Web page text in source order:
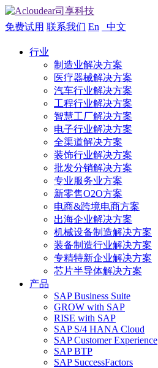
免费试用 联系我们 En 中文
行业
制造业解决方案
医疗器械解决方案
汽车行业解决方案
工程行业解决方案
智慧工厂解决方案
电子行业解决方案
全渠道解决方案
装饰行业解决方案
批发分销解决方案
专业服务业方案
新零售O2O方案
电商&跨境电商方案
出海企业解决方案
机械设备制造解决方案
装备制造行业解决方案
专精特新企业解决方案
芯片半导体解决方案
产品
SAP Business Suite
GROW with SAP
RISE with SAP
SAP S/4 HANA Cloud
SAP Customer Experience
SAP BTP
SAP SuccessFactors